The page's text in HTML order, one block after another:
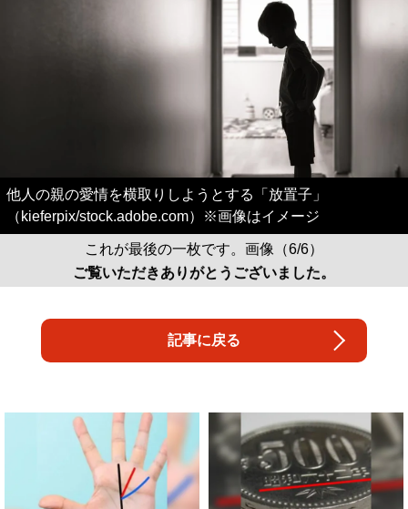
他人の親の愛情を横取りしようとする「放置子」
（kieferpix/stock.adobe.com）※画像はイメージ
これが最後の一枚です。画像（6/6）
ご覧いただきありがとうございました。
記事に戻る